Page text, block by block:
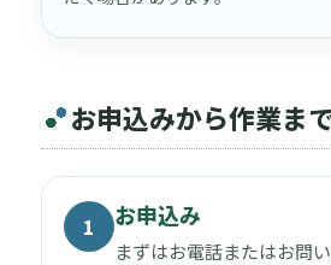
お申込みから作業ま
1 お申込み
まずはお電話またはお問